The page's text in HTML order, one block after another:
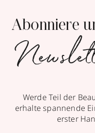
Abonniere
Werde Teil der
erhalte spannende
erster